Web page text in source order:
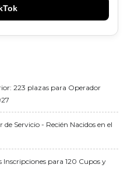
223 plazas para Operador
Servicio - Recién Nacidos en el
para 120 Cupos y